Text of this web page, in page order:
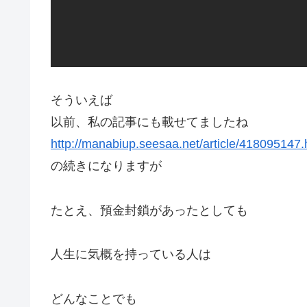
そういえば
以前、私の記事にも載せてましたね
http://manabiup.seesaa.net/article/
の続きになりますが
たとえ、預金封鎖があったとしても
人生に気概を持っている人は
どんなことでも